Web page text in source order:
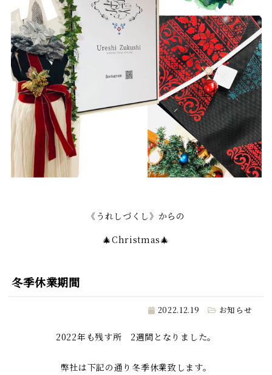
《うれしづくし》からの
🎄Christmas🎄
冬季休業期間
2022.12.19 お知らせ
2022年も残す所 2週間となりました。
弊社は下記の通り冬季休業致します。